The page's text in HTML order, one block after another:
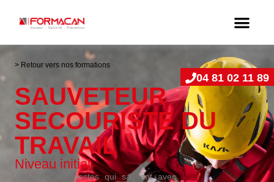
04 81 02 11 89
> Retour vers nos formations
SAUVETEUR
SECOURISTE DU
TRAVAIL
Niveau initial
Apprenez les gestes qui sauvent avec